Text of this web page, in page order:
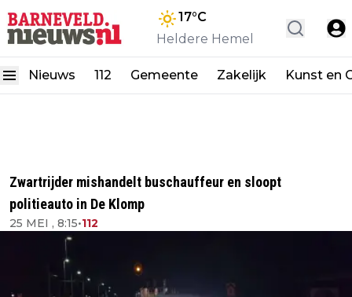
17°C
Heldere Hemel
Nieuws 112 Gemeente Zakelijk Kunst en
Zwartrijder mishandelt buschauffeur en sloopt
politieauto in De Klomp
25 MEI , 8:15•112